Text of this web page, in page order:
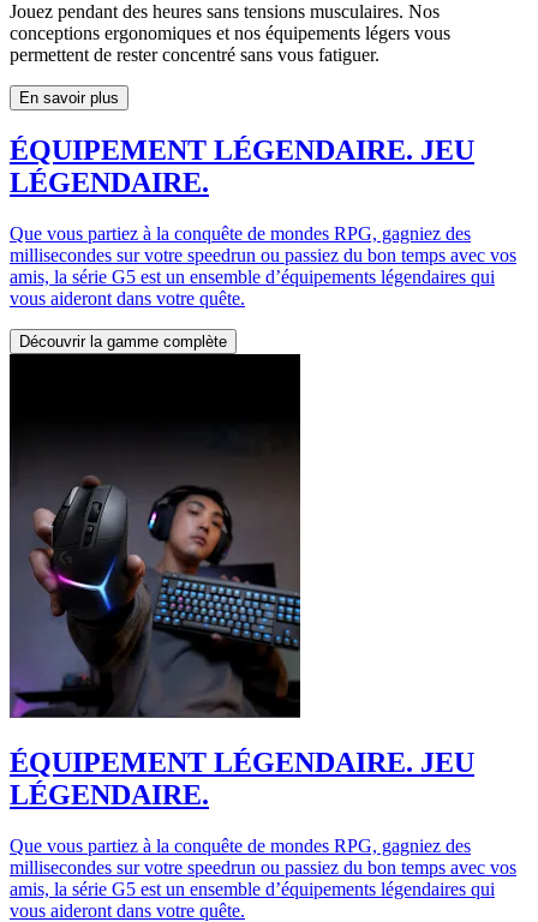
Jouez pendant des heures sans tensions musculaires. Nos
conceptions ergonomiques et nos équipements légers vous
permettent de rester concentré sans vous fatiguer.
En savoir plus
ÉQUIPEMENT LÉGENDAIRE. JEU
LÉGENDAIRE.
Que vous partiez à la conquête de mondes RPG, gagniez des
millisecondes sur votre speedrun ou passiez du bon temps avec vos
amis, la série G5 est un ensemble d’équipements légendaires qui
vous aideront dans votre quête.
Découvrir la gamme complète
ÉQUIPEMENT LÉGENDAIRE. JEU
LÉGENDAIRE.
Que vous partiez à la conquête de mondes RPG, gagniez des
millisecondes sur votre speedrun ou passiez du bon temps avec vos
amis, la série G5 est un ensemble d’équipements légendaires qui
vous aideront dans votre quête.